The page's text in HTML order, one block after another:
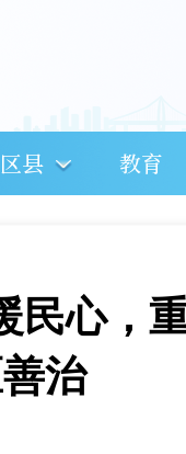
区县 教育
民心，
治